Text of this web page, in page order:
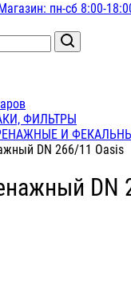
пн-сб 8:00-
ФИЛЬТРЫ
И
DN 266/11 Oasis
DN